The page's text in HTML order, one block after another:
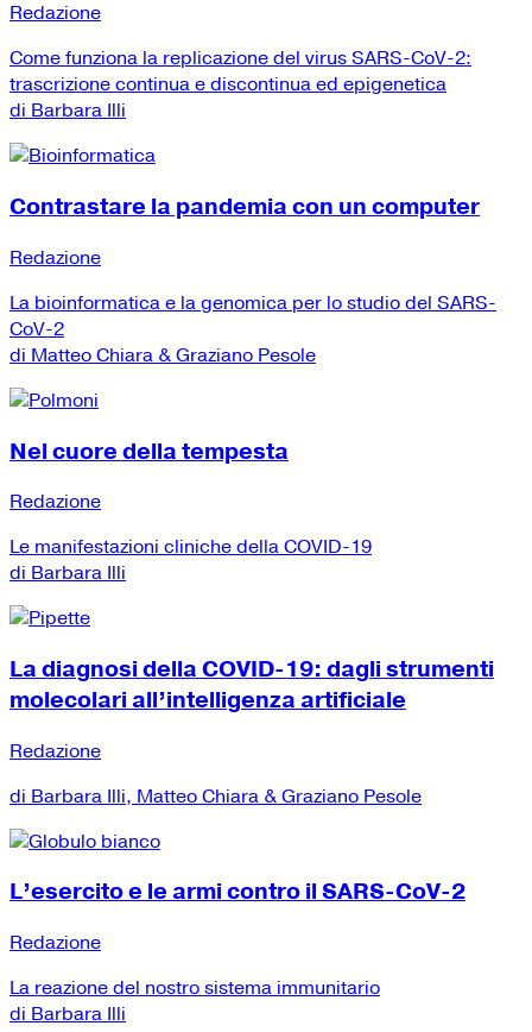
Redazione
Come funziona la replicazione del virus SARS-CoV-2:
trascrizione continua e discontinua ed epigenetica
di Barbara Illi
Contrastare la pandemia con un computer
Redazione
La bioinformatica e la genomica per lo studio del SARS-
CoV-2
di Matteo Chiara & Graziano Pesole
Nel cuore della tempesta
Redazione
Le manifestazioni cliniche della COVID-19
di Barbara Illi
La diagnosi della COVID-19: dagli strumenti
molecolari all’intelligenza artificiale
Redazione
di Barbara Illi, Matteo Chiara & Graziano Pesole
L’esercito e le armi contro il SARS-CoV-2
Redazione
La reazione del nostro sistema immunitario
di Barbara Illi